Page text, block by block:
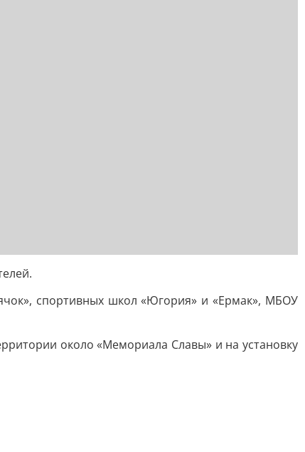
спортивных школ «Югория» и «Ермак», МБОУ
около «Мемориала Славы» и на установку